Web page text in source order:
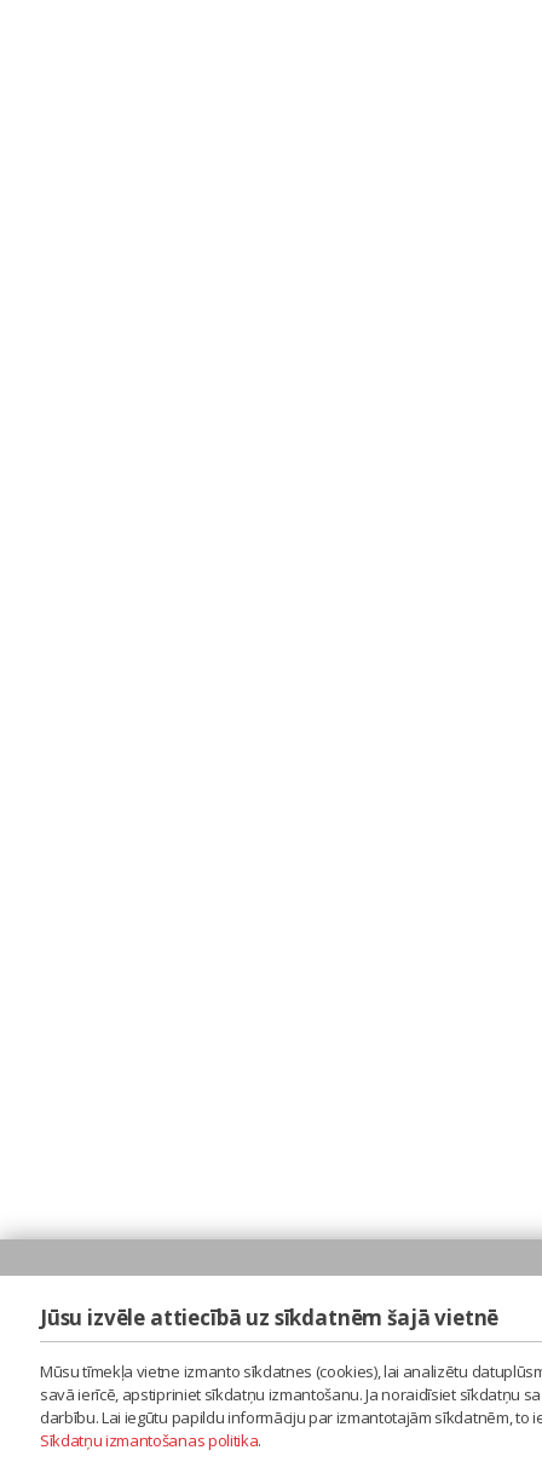
Jūsu izvēle attiecībā uz sīkdatnēm šajā vietnē
Mūsu tīmekļa vietne izmanto sīkdatnes (cookies), lai analizētu
savā ierīcē, apstipriniet sīkdatņu izmantošanu. Ja noraidīsiet sīkdatņu
darbību. Lai iegūtu papildu informāciju par izmantotajām sīkdatnēm,
Sīkdatņu izmantošanas politika.